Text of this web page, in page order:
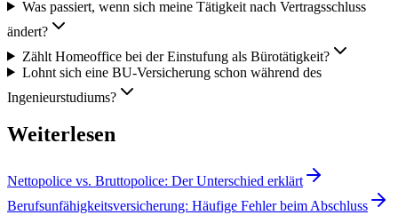
Was passiert, wenn sich meine Tätigkeit nach Vertragsschluss
ändert?
Zählt Homeoffice bei der Einstufung als Bürotätigkeit?
Lohnt sich eine BU-Versicherung schon während des
Ingenieurstudiums?
Weiterlesen
Nettopolice vs. Bruttopolice: Der Unterschied erklärt
Berufsunfähigkeitsversicherung: Häufige Fehler beim Abschluss